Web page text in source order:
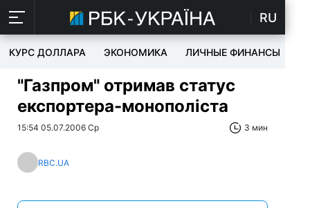
RU
КУРС ДОЛЛАРА ЭКОНОМИКА ЛИЧНЫЕ ФИНАНСЫ
"Газпром" отримав статус
експортера-монополіста
15:54 05.07.2006 Ср 3 мин
RBC.UA